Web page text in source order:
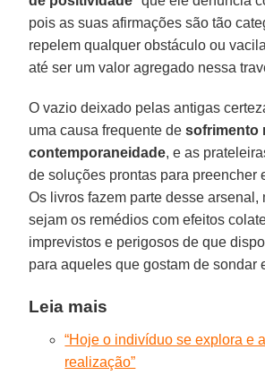
pois as suas afirmações são tão
repelem qualquer obstáculo ou
até ser um valor agregado nessa
O vazio deixado pelas antigas
uma causa frequente desofrimento
contemporaneidade, e as
de soluções prontas para preencher
Os livros fazem parte des­se arsenal,
sejam os remédios com efeitos
imprevistos e perigosos de que
para aqueles que gostam de sondar
Leia mais
“Hoje o indivíduo se explora e
realização”